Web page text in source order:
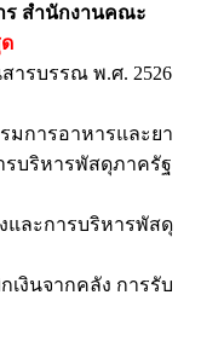
ร สำนักงานคณะ
ารบรรณ พ.ศ. 2526
มการอาหารและยา
บริหารพัสดุภาครัฐ
และการบริหารพัสดุ
เงินจากคลัง การรับ